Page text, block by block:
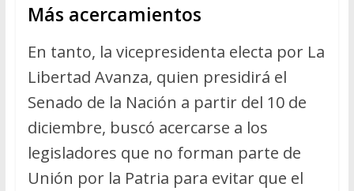
Más acercamientos
En tanto, la vicepresidenta electa por La
Libertad Avanza, quien presidirá el
Senado de la Nación a partir del 10 de
diciembre, buscó acercarse a los
legisladores que no forman parte de
Unión por la Patria para evitar que el